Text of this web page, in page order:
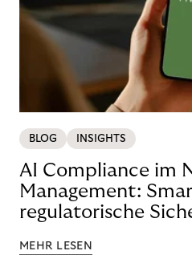
BLOG INSIGHTS
AI Compliance im
Management:
regulatorische
MEHR LESEN